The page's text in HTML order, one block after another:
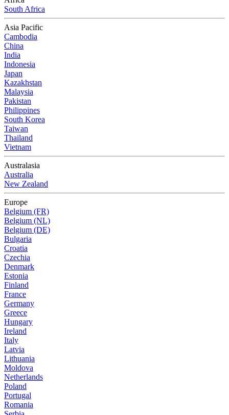
South Africa
Asia Pacific
Cambodia
China
India
Indonesia
Japan
Kazakhstan
Malaysia
Pakistan
Philippines
South Korea
Taiwan
Thailand
Vietnam
Australasia
Australia
New Zealand
Europe
Belgium (FR)
Belgium (NL)
Belgium (DE)
Bulgaria
Croatia
Czechia
Denmark
Estonia
Finland
France
Germany
Greece
Hungary
Ireland
Italy
Latvia
Lithuania
Moldova
Netherlands
Poland
Portugal
Romania